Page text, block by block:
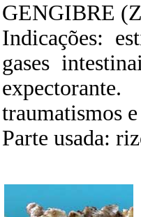
GENGIBRE
Indicações:
gases
traumatismos
Parte usada: